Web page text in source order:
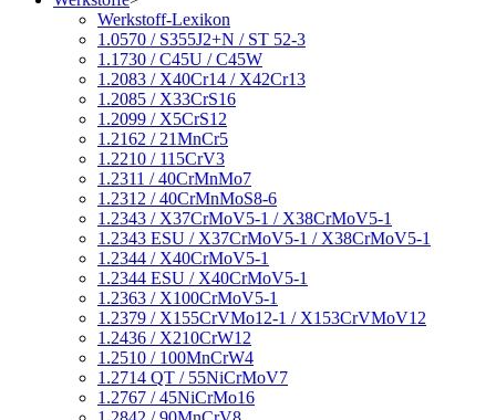
Werkstoff-Lexikon
1.0570 / S355J2+N / ST 52-3
1.1730 / C45U / C45W
1.2083 / X40Cr14 / X42Cr13
1.2085 / X33CrS16
1.2099 / X5CrS12
1.2162 / 21MnCr5
1.2210 / 115CrV3
1.2311 / 40CrMnMo7
1.2312 / 40CrMnMoS8-6
1.2343 / X37CrMoV5-1 / X38CrMoV5-1
1.2343 ESU / X37CrMoV5-1 / X38CrMoV5-1
1.2344 / X40CrMoV5-1
1.2344 ESU / X40CrMoV5-1
1.2363 / X100CrMoV5-1
1.2379 / X155CrVMo12-1 / X153CrVMoV12
1.2436 / X210CrW12
1.2510 / 100MnCrW4
1.2714 QT / 55NiCrMoV7
1.2767 / 45NiCrMo16